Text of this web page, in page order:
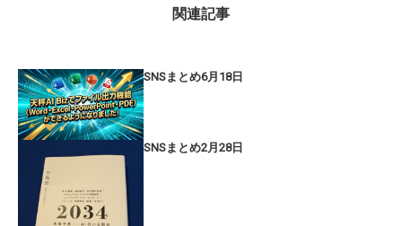
関連記事
SNSまとめ6月18日
SNSまとめ2月28日